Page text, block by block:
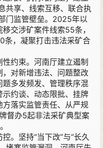
共享、线索互移、联合执
门监管壁垒。2025年以
交涉矿案件线索55条，
条，凝聚打击违法采矿合
约束。河南厅建立遏制
对新增违法、问题整改
多发频发、管理秩序混
约谈、动态限批、挂牌
落实监管责任、从严规
督办5起非法采矿典型案
坚持“当下改”与“长久